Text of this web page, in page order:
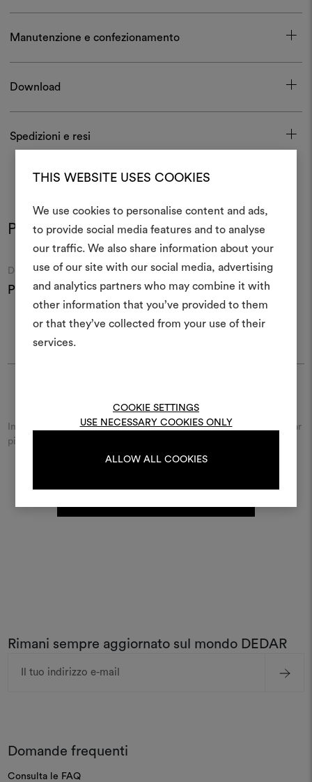
THIS WEBSITE USES COOKIES
We use cookies to personalise content and ads,
to provide social media features and to analyse
our traffic. We also share information about your
use of our site with our social media, advertising
and analytics partners who may combine it with
other information that you’ve provided to them
or that they’ve collected from your use of their
services.
COOKIE SETTINGS
USE NECESSARY COOKIES ONLY
ALLOW ALL COOKIES
Manutenzione e confezionamento
Download
Spedizioni e resi
Potrebbe interessarti anche
Moodboard
DEDAR
Pin003 Soutache 001
Moodboard
DEDAR
Pin005 Lipcord 001
Inserisci il nome della città o della via e scopri il rivenditore Dedar
più vicino a te.
Rimani sempre aggiornato sul mondo DEDAR
Domande frequenti
Consulta le FAQ
Crea
Uno strumento interattivo
e condividere le tue idee,
REGISTRATI